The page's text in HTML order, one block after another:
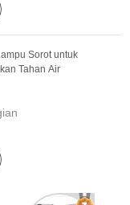
Sorot untuk
Tahan Air